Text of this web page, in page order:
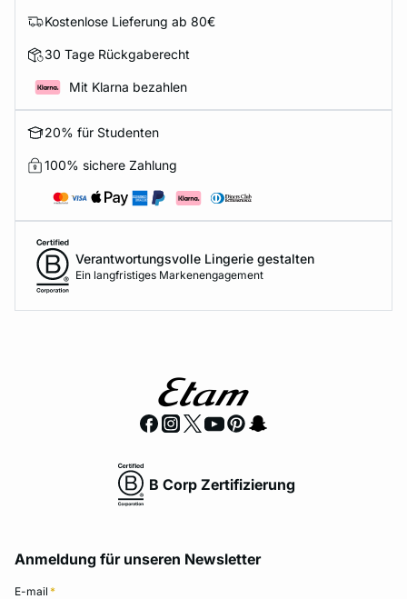
Kostenlose Lieferung ab 80€
30 Tage Rückgaberecht
Mit Klarna bezahlen
20% für Studenten
100% sichere Zahlung
Verantwortungsvolle Lingerie gestalten
Ein langfristiges Markenengagement
B Corp Zertifizierung
Anmeldung für unseren Newsletter
E-mail *